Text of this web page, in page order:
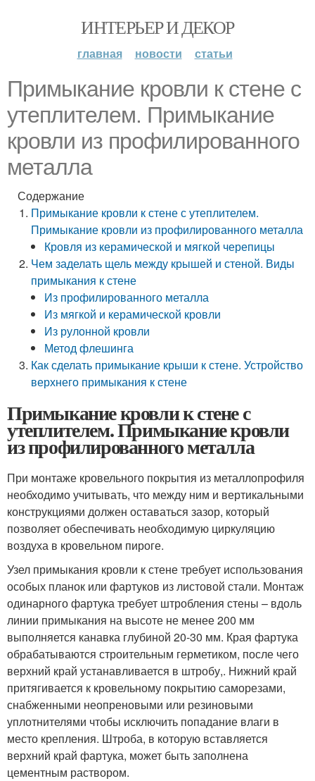
ИНТЕРЬЕР И ДЕКОР
главная новости статьи
Примыкание кровли к стене с
утеплителем. Примыкание
кровли из профилированного
металла
Содержание
Примыкание кровли к стене с утеплителем.
Примыкание кровли из профилированного металла
Кровля из керамической и мягкой черепицы
Чем заделать щель между крышей и стеной. Виды
примыкания к стене
Из профилированного металла
Из мягкой и керамической кровли
Из рулонной кровли
Метод флешинга
Как сделать примыкание крыши к стене. Устройство
верхнего примыкания к стене
Примыкание кровли к стене с
утеплителем. Примыкание кровли
из профилированного металла
При монтаже кровельного покрытия из металлопрофиля
необходимо учитывать, что между ним и вертикальными
конструкциями должен оставаться зазор, который
позволяет обеспечивать необходимую циркуляцию
воздуха в кровельном пироге.
Узел примыкания кровли к стене требует использования
особых планок или фартуков из листовой стали. Монтаж
одинарного фартука требует штробления стены – вдоль
линии примыкания на высоте не менее 200 мм
выполняется канавка глубиной 20-30 мм. Края фартука
обрабатываются строительным герметиком, после чего
верхний край устанавливается в штробу,. Нижний край
притягивается к кровельному покрытию саморезами,
снабженными неопреновыми или резиновыми
уплотнителями чтобы исключить попадание влаги в
место крепления. Штроба, в которую вставляется
верхний край фартука, может быть заполнена
цементным раствором.